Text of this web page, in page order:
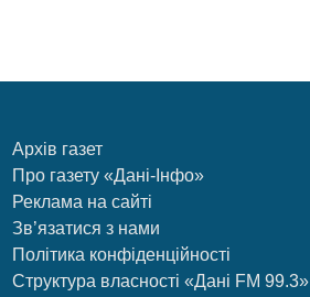
Архів газет
Про газету «Дані-Інфо»
Реклама на сайті
Зв’язатися з нами
Політика конфіденційності
Структура власності «Дані FM 99.3»